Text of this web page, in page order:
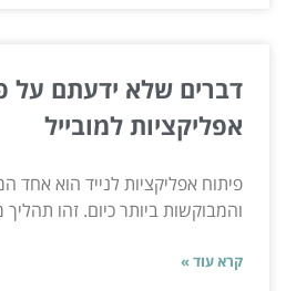
דברים שלא ידעתם על
אפליקציות למובייל
פיתוח אפליקציות לנייד הוא אחד
והמבוקשות ביותר כיום. זהו
קרא עוד »